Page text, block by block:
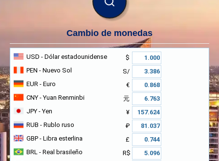
BUSCAR
Cambio de monedas
USD - Dólar estadounidense
$
PEN - Nuevo Sol
S/
EUR - Euro
€
CNY - Yuan Renminbi
元
JPY - Yen
¥
RUB - Rublo ruso
₽
GBP - Libra esterlina
£
BRL - Real brasileño
R$